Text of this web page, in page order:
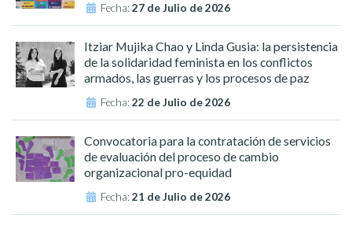
Fecha:27 de Julio de 2026
Itziar Mujika Chao y Linda Gusia: la persistencia
de la solidaridad feminista en los conflictos
armados, las guerras y los procesos de paz
Fecha:22 de Julio de 2026
Convocatoria para la contratación de servicios
de evaluación del proceso de cambio
organizacional pro-equidad
Fecha:21 de Julio de 2026